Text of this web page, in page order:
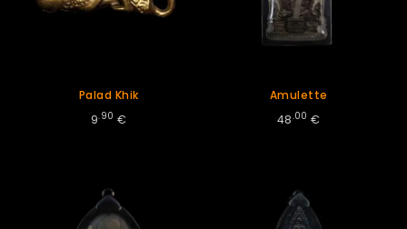
Palad Khik
9.90 €
Amulette
48.00 €